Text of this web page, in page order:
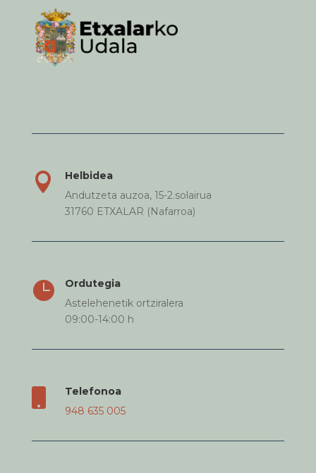

Helbidea
Andutzeta auzoa, 15-2.solairua
31760 ETXALAR (Nafarroa)

Ordutegia
Astelehenetik ortziralera
09:00-14:00 h
Telefonoa
948 635 005